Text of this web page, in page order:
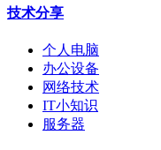
技术分享
个人电脑
办公设备
网络技术
IT小知识
服务器